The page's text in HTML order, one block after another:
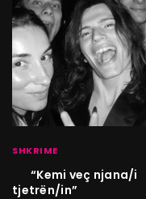
SHKRIME
“Kemi veç njana/i
tjetrën/in”